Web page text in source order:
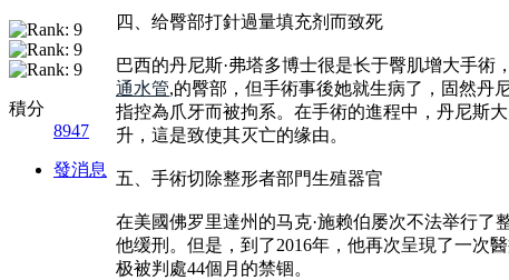
積分
8947
發消息
四、给臀部打針過量填充剂而致死
巴西的丹尼斯·弗塔多博士很是长于臀肌增大手
通水管,的臀部，但手術事後她就生病了，固然丹
指控為爪牙而被拘系。在手術的進程中，丹尼斯
升，這是致使其灭亡的缘由。
五、手術切除整形者部門生殖器官
在美國佛罗里達州的马克·施赖伯屡次不法举行了
他缓刑。但是，到了2016年，他再次呈現了一次
极被判處44個月的禁锢。